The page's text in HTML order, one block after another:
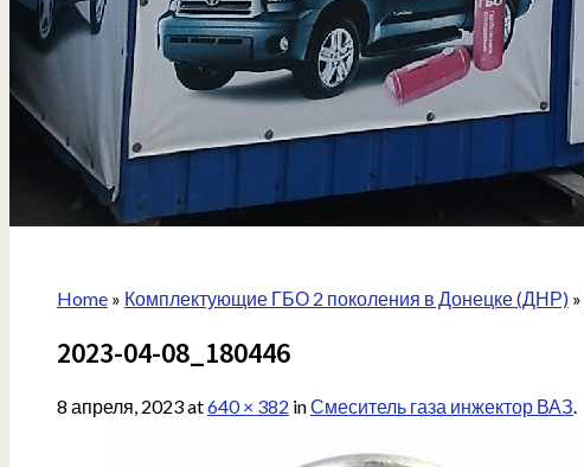
Home» Комплектующие ГБО 2 поколения в Донецке (ДНР)»
2023-04-08_180446
8 апреля, 2023at640 × 382 inСмеситель газа инжектор ВАЗ.